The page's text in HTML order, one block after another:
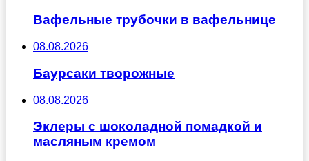
Вафельные трубочки в вафельнице
08.08.2026
Баурсаки творожные
08.08.2026
Эклеры с шоколадной помадкой и
масляным кремом